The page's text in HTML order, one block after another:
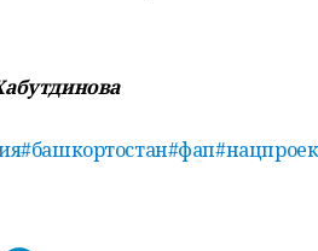
#башкортостан#фап